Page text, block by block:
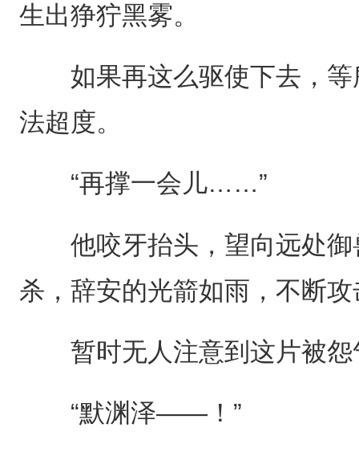
生出狰狞黑雾。
如果再这么驱使下去，等
法超度。
“再撑一会儿……”
他咬牙抬头，望向远处御
杀，辞安的光箭如雨，不断
暂时无人注意到这片被怨
“默渊泽——！”